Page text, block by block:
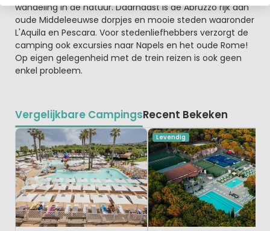
wandeling in de natuur. Daarnaast is de Abruzzo rijk aan
oude Middeleeuwse dorpjes en mooie steden waaronder
L'Aquila en Pescara. Voor stedenliefhebbers verzorgt de
camping ook excursies naar Napels en het oude Rome!
Op eigen gelegenheid met de trein reizen is ook geen
enkel probleem.
Vergelijkbare CampingsRecent Bekeken
Levendig